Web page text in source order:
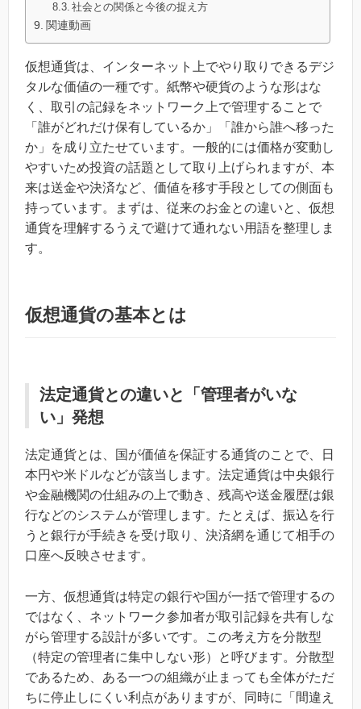
社会との関係と今後の捉え方
関連動画
仮想通貨は、インターネット上でやり取りできるデジ
タルな価値の一種です。紙幣や硬貨のような形はな
く、取引の記録をネットワーク上で管理することで
「誰がどれだけ保有しているか」「誰から誰へ移った
か」を成り立たせています。一般的には価格が変動し
やすいため投資の話題として取り上げられますが、本
来は送金や決済など、価値を移す手段としての側面も
持っています。まずは、従来のお金との違いと、仮想
通貨を理解するうえで避けて通れない用語を整理しま
す。
仮想通貨の基本とは
法定通貨との違いと「管理者がいな
い」発想
法定通貨とは、国が価値を保証する通貨のことで、日
本円や米ドルなどが該当します。法定通貨は中央銀行
や金融機関の仕組みの上で動き、残高や送金履歴は銀
行などのシステムが管理します。たとえば、振込を行
うと銀行が手続きを受け取り、決済網を通じて相手の
口座へ反映させます。
一方、仮想通貨は特定の銀行や国が一括で管理するの
ではなく、ネットワーク参加者が取引記録を共有しな
がら管理する設計が多いです。この考え方を分散型
（特定の管理者に集中しない形）と呼びます。分散型
であるため、ある一つの組織が止まっても全体がただ
ちに停止しにくい利点がありますが、同時に「間違え